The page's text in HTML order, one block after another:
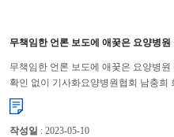
무책임한 언론 보도에 애꿎은 요양병원
무책임한 언론 보도에 애꿎은 요양병원
확인 없이 기사화요양병원협회 남충희
과제”‘요양병원에 입원한 아버지의 항
작성일 : 2023-05-10